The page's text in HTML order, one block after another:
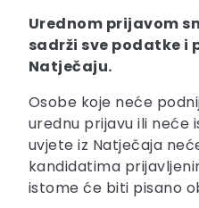
Urednom prijavom
sadrži sve podatke i
Natječaju.
Osobe koje neće
urednu prijavu ili neće
uvjete iz Natječaja
kandidatima
istome će biti pisano